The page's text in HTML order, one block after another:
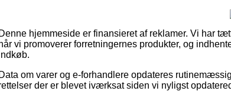
Denne hjemmeside er finansieret af reklamer. Vi har
vi promoverer forretningernes produkter, og
Data om varer og e-forhandlere opdateres
der er blevet iværksat siden vi nyligst